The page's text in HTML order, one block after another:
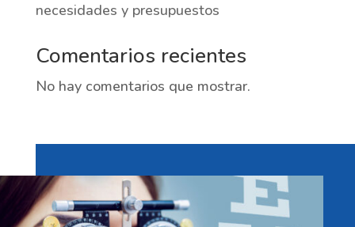
necesidades y presupuestos
Comentarios recientes
No hay comentarios que mostrar.